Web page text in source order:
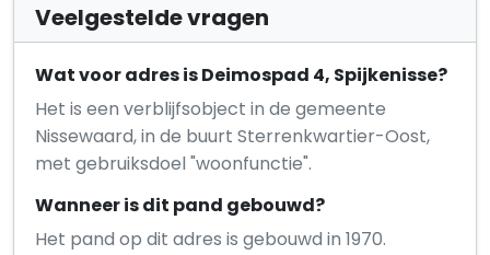
Veelgestelde vragen
Wat voor adres is Deimospad 4, Spijkenisse?
Het is een verblijfsobject in de gemeente
Nissewaard, in de buurt Sterrenkwartier-Oost,
met gebruiksdoel "woonfunctie".
Wanneer is dit pand gebouwd?
Het pand op dit adres is gebouwd in 1970.